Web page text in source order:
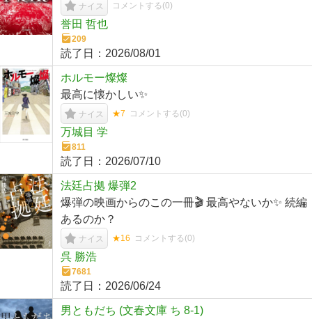
ナイス コメントする(0)
誉田 哲也
209
読了日： 2026/08/01
ホルモー燦燦
最高に懐かしい✨
ナイス ★7 コメントする(0)
万城目 学
811
読了日： 2026/07/10
法廷占拠 爆弾2
爆弾の映画からのこの一冊🎬 最高やないか✨ 続編
あるのか？
ナイス ★16 コメントする(0)
呉 勝浩
7681
読了日： 2026/06/24
男ともだち (文春文庫 ち 8-1)